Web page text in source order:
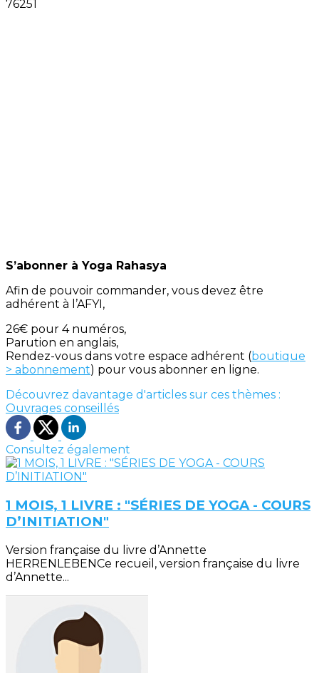
S’abonner à Yoga Rahasya
Afin de pouvoir commander, vous devez être
adhérent à l’AFYI,
26€ pour 4 numéros,
Parution en anglais,
Rendez-vous dans votre espace adhérent (boutique
> abonnement) pour vous abonner en ligne.
Découvrez davantage d'articles sur ces thèmes :
Ouvrages conseillés
Consultez également
1 MOIS, 1 LIVRE : "SÉRIES DE YOGA - COURS
D’INITIATION"
Version française du livre d’Annette
HERRENLEBENCe recueil, version française du livre
d’Annette...